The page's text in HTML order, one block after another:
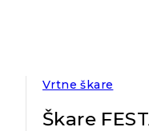
Vrtne škare
Škare